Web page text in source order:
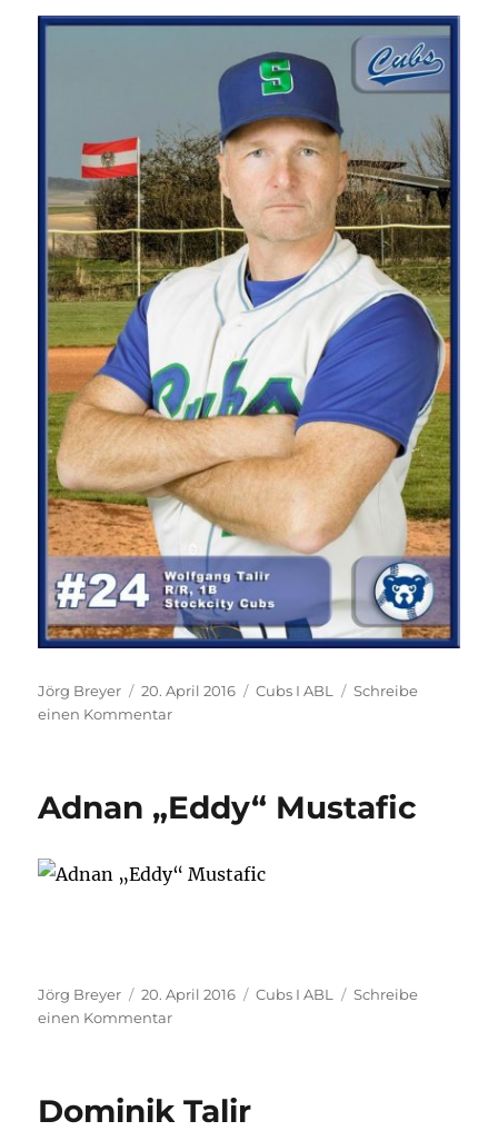
Autor
Jörg Breyer
Veröffentlicht
am
20. April 2016 Kategorien
Cubs I ABL
Schreibe
einen Kommentarzu
Adnan „Eddy“ Mustafic
Autor
Jörg Breyer
Veröffentlicht
am
20. April 2016 Kategorien
Cubs I ABL
Schreibe
einen Kommentarzu
Dominik Talir